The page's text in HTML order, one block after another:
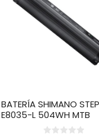
BATERÍA SHIMANO
E8035-L 504WH MTB